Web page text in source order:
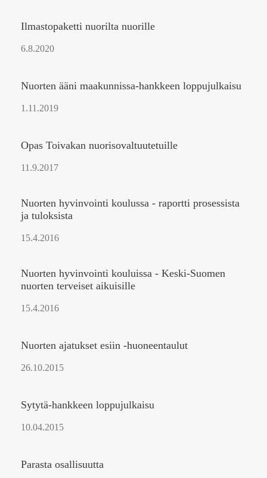
Ilmastopaketti nuorilta nuorille
6.8.2020
Nuorten ääni maakunnissa-hankkeen loppujulkaisu
1.11.2019
Opas Toivakan nuorisovaltuutetuille
11.9.2017
Nuorten hyvinvointi koulussa - raportti prosessista
ja tuloksista
15.4.2016
Nuorten hyvinvointi kouluissa - Keski-Suomen
nuorten terveiset aikuisille
15.4.2016
Nuorten ajatukset esiin -huoneentaulut
26.10.2015
Sytytä-hankkeen loppujulkaisu
10.04.2015
Parasta osallisuutta